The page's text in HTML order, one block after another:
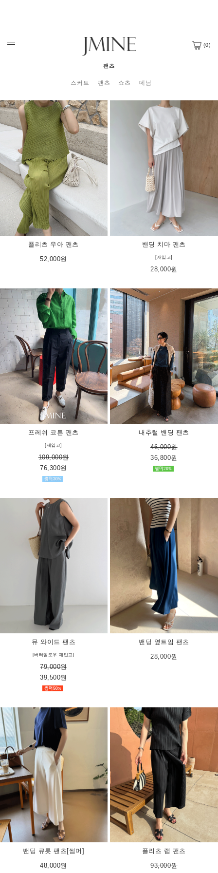
(0)
팬츠
스커트 팬츠 쇼츠 데님
플리츠 우아 팬츠
52,000원
밴딩 치마 팬츠
[재입고]
28,000원
프레쉬 코튼 팬츠
[재입고]
109,000원
76,300원
내추럴 밴딩 팬츠
46,000원
36,800원
뮤 와이드 팬츠
[버터옐로우 재입고]
79,000원
39,500원
밴딩 옆트임 팬츠
28,000원
밴딩 큐롯 팬츠[썸머]
48,000원
플리츠 랩 팬츠
93,000원